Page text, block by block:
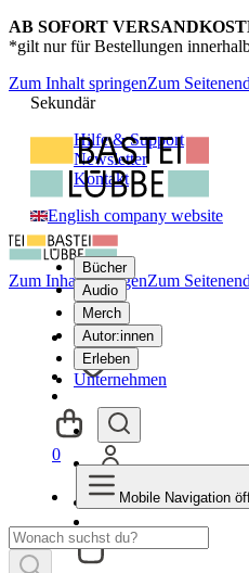
AB SOFORT
*gilt nur für Bestellungen
Zum Inhalt springenZum
Sekundär
Hilfe & Support
Newsletter
Kontakt
English company website
Bücher
Audio
Merch
Autor:innen
Erleben
Unternehmen
Zum Inhalt springenZum
0
Mobile Navigation